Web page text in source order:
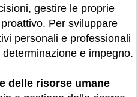
gestire le proprie
Per sviluppare
personali e professionali
e impegno.
delle risorse umane